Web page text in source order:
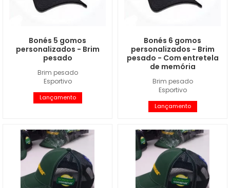
Brim pesado
Esportivo
Bonés 5 gomos
personalizados - Brim
pesado
Lançamento
Brim pesado
Esportivo
Bonés 6 gomos
personalizados - Brim
pesado - Com entretela
de memória
Lançamento